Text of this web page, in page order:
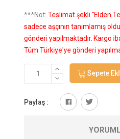
***Not: Teslimat şekli "Elden
sadece aşçının tanımlamış
gönderi yapılmaktadır. Kargo
Tüm Türkiye'ye gönderi
Sepete
Paylaş :